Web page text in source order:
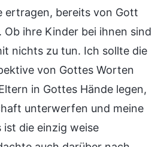
ertragen, bereits von Gott
ihre Kinder bei ihnen sind
nichts zu tun. Ich sollte die
von Gottes Worten
in Gottes Hände legen,
unterwerfen und meine
die einzig weise